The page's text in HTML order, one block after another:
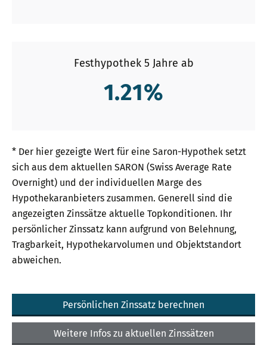
Festhypothek 5 Jahre ab
1.21%
* Der hier gezeigte Wert für eine Saron-Hypothek setzt
sich aus dem aktuellen SARON (Swiss Average Rate
Overnight) und der individuellen Marge des
Hypothekaranbieters zusammen. Generell sind die
angezeigten Zinssätze aktuelle Topkonditionen. Ihr
persönlicher Zinssatz kann aufgrund von Belehnung,
Tragbarkeit, Hypothekarvolumen und Objektstandort
abweichen.
Persönlichen Zinssatz berechnen
Weitere Infos zu aktuellen Zinssätzen